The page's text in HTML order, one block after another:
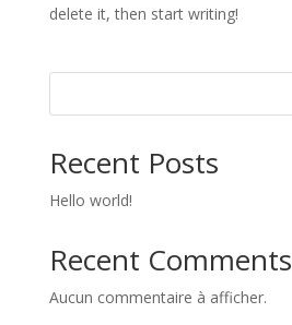
delete it, then start writing!
Recent Posts
Hello world!
Recent Comments
Aucun commentaire à afficher.